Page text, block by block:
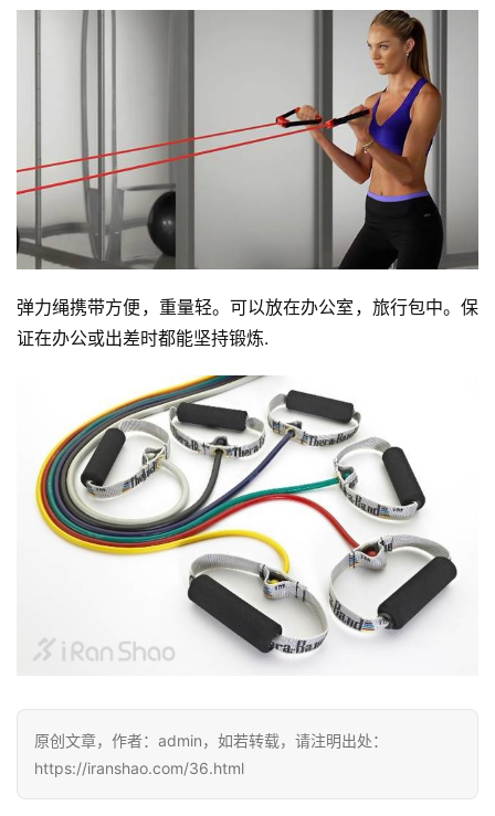
比
赛
观
察
训
练
选
弹力绳携带方便，重量轻。可以放在办公室，旅行包中。保
证在办公或出差时都能坚持锻炼.
原创文章，作者：admin，如若转载，请注明出处：
https://iranshao.com/36.html